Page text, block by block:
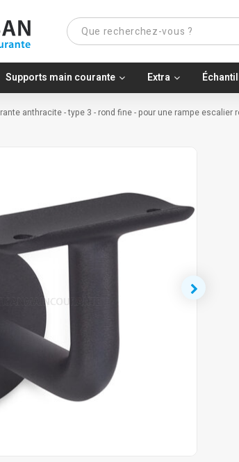
Supports main courante Extra
anthracite - type 3 - rond fine - pour une rampe escalier